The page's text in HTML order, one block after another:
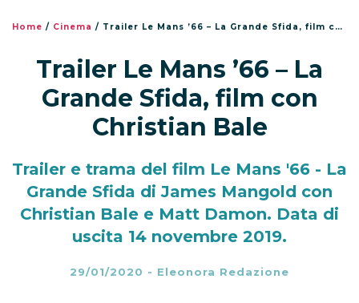
Home / Cinema / Trailer Le Mans ’66 – La Grande Sfida, film con Christian Bale
Trailer Le Mans ’66 – La
Grande Sfida, film con
Christian Bale
Trailer e trama del film Le Mans '66 - La
Grande Sfida di James Mangold con
Christian Bale e Matt Damon. Data di
uscita 14 novembre 2019.
29/01/2020 - Eleonora Redazione